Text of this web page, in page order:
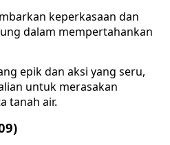
keperkasaan dan
dalam mempertahankan
epik dan aksi yang seru,
untuk merasakan
tanah air.